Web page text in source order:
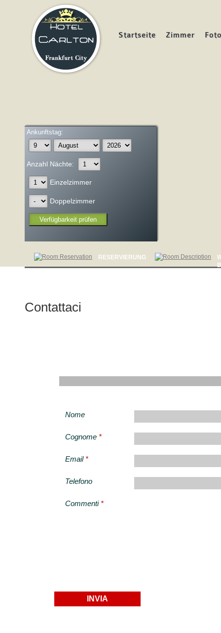
Startseite Zimmer
Ankunftstag:
Anzahl Nächte:
Einzelzimmer
Doppelzimmer
RESERVIERUNG
Contattaci
Nome
Cognome *
Email*
Telefono
Commenti*